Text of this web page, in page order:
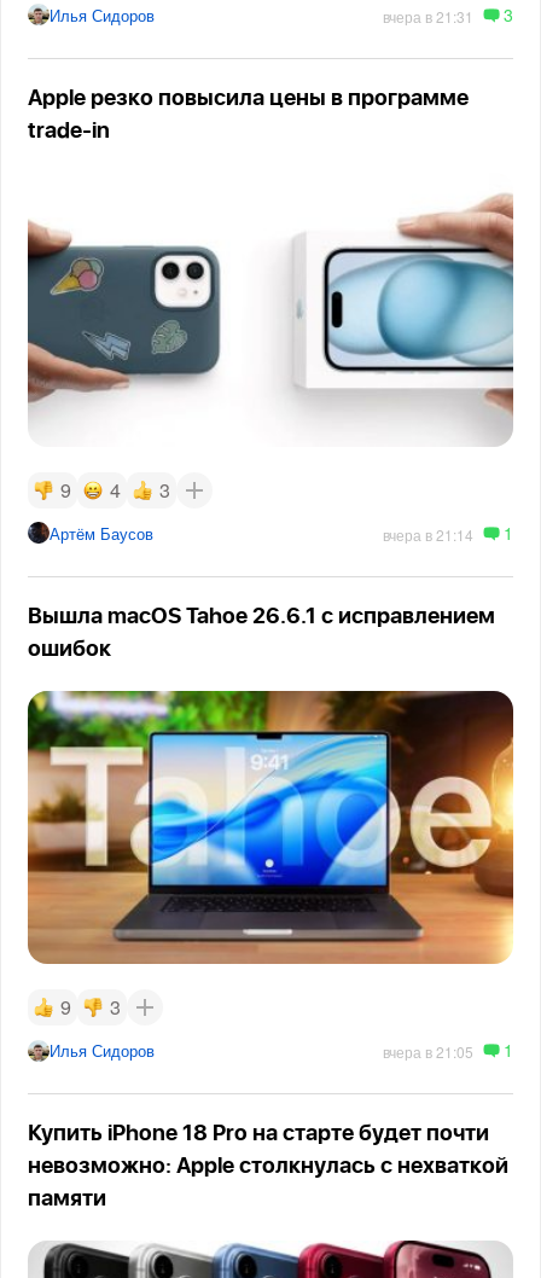
Илья Сидоров вчера в 21:31 3
Apple резко повысила цены в программе
trade-in
9 4 3
Артём Баусов вчера в 21:14 1
Вышла macOS Tahoe 26.6.1 с исправлением
ошибок
9 3
Илья Сидоров вчера в 21:05 1
Купить iPhone 18 Pro на старте будет почти
невозможно: Apple столкнулась с нехваткой
памяти